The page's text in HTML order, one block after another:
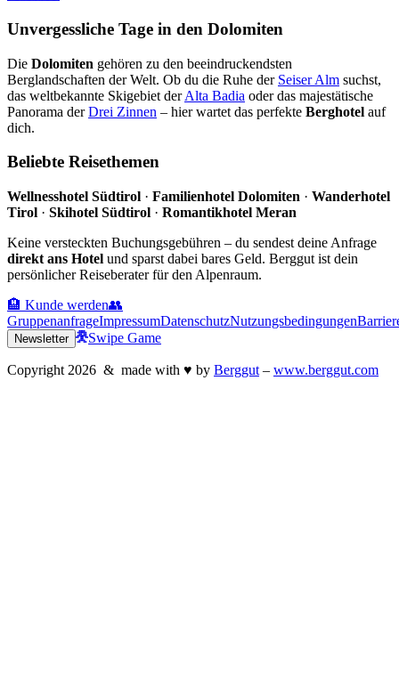
Unvergessliche Tage in den Dolomiten
Die Dolomiten gehören zu den beeindruckendsten
Berglandschaften der Welt. Ob du die Ruhe der Seiser Alm suchst,
das weltbekannte Skigebiet derAlta Badia oder das majestätische
Panorama derDrei Zinnen – hier wartet das perfekte Berghotel auf
dich.
Beliebte Reisethemen
Wellnesshotel Südtirol · Familienhotel Dolomiten · Wanderhotel
Tirol · Skihotel Südtirol · Romantikhotel Meran
Keine versteckten Buchungsgebühren – du sendest deine Anfrage
direkt ans Hotel und sparst dabei bares Geld. Berggut ist dein
persönlicher Reiseberater für den Alpenraum.
🏨 Kunde werden👥
GruppenanfrageImpressumDatenschutzNutzungsbedingungen
Newsletter Swipe Game
Copyright 2026 & made with ♥ by Berggut – www.berggut.com